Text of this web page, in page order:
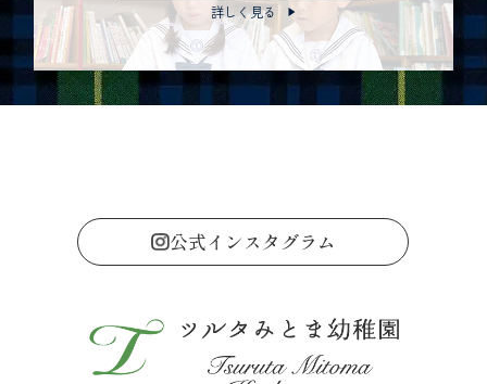
詳しく見る
公式インスタグラム